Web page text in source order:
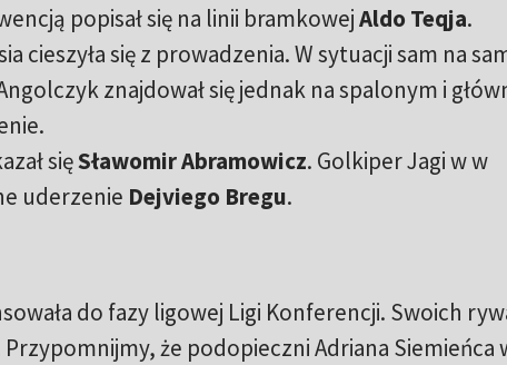
popisał się na linii bramkowejAldo Teqja.
cieszyła się z prowadzenia. W sytuacji sam na
znajdował się jednak na spalonym i
sięSławomir Abramowicz. Golkiper Jagi w w
uderzenie Dejviego Bregu.
do fazy ligowej Ligi Konferencji. Swoich
że podopieczni Adriana Siemieńca